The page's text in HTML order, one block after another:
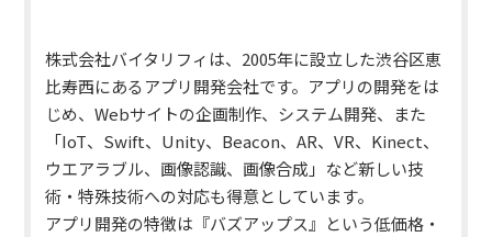
株式会社バイタリフィは、2005年に設立した渋谷区恵
比寿西にあるアプリ開発会社です。アプリの開発をは
じめ、Webサイトの企画制作、システム開発、また
「IoT、Swift、Unity、Beacon、AR、VR、Kinect、
ウエアラブル、画像認識、画像合成」など新しい技
術・特殊技術への対応も得意としています。
アプリ開発の特徴は『バズアップス』という低価格・